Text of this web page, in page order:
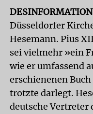
DESINFORMATION
Düsseldorfer
Hesemann. Pius
sei vielmehr »ein
wie er umfassend
erschienenen
trotzte darlegt.
deutsche Vertreter